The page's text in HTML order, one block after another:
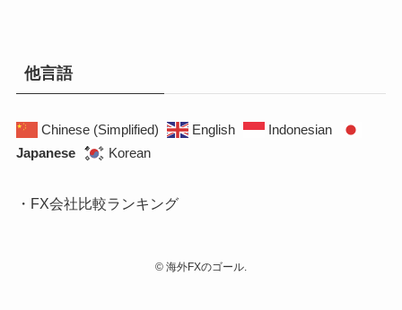
他言語
Chinese (Simplified) English
Indonesian
Japanese
Korean
・FX会社比較ランキング
© 海外FXのゴール.